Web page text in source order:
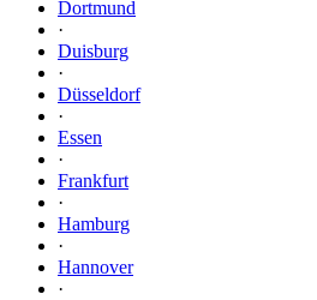
Dortmund
·
Duisburg
·
Düsseldorf
·
Essen
·
Frankfurt
·
Hamburg
·
Hannover
·